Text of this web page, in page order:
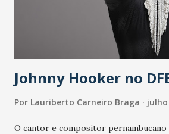
Johnny Hooker no
Por Lauriberto Carneiro Braga julho
O cantor e compositor